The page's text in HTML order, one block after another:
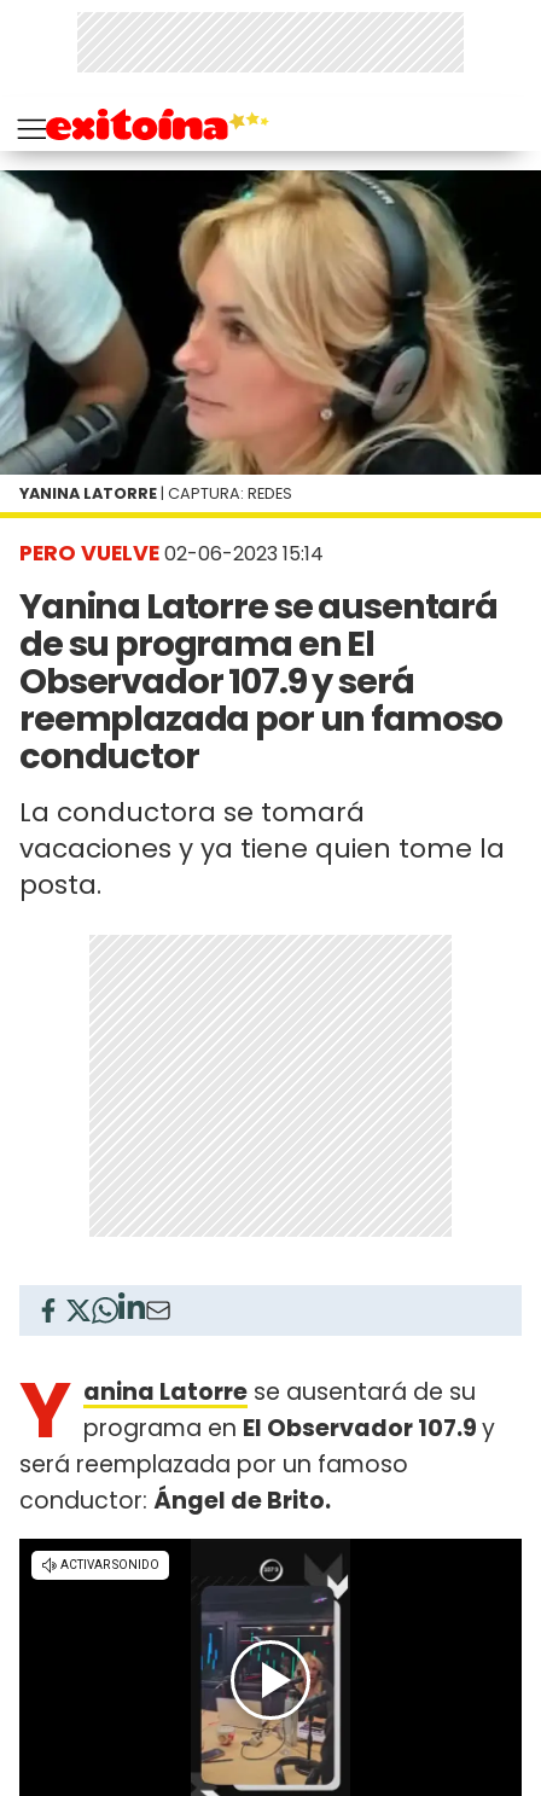
PERO VUELVE02-06-2023 15:14
Yanina Latorre se ausentará
de su programa en El
Observador 107.9 y será
reemplazada por un famoso
conductor
La conductora se tomará
vacaciones y ya tiene quien tome la
posta.
YANINA LATORRE | CAPTURA: REDES
Y anina Latorre se ausentará de su
programa en El Observador 107.9y
será reemplazada por un famoso
conductor: Ángel de Brito.